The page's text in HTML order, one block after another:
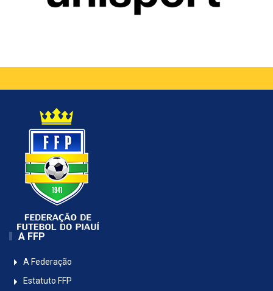
A FFP
A Federação
Estatuto FFP